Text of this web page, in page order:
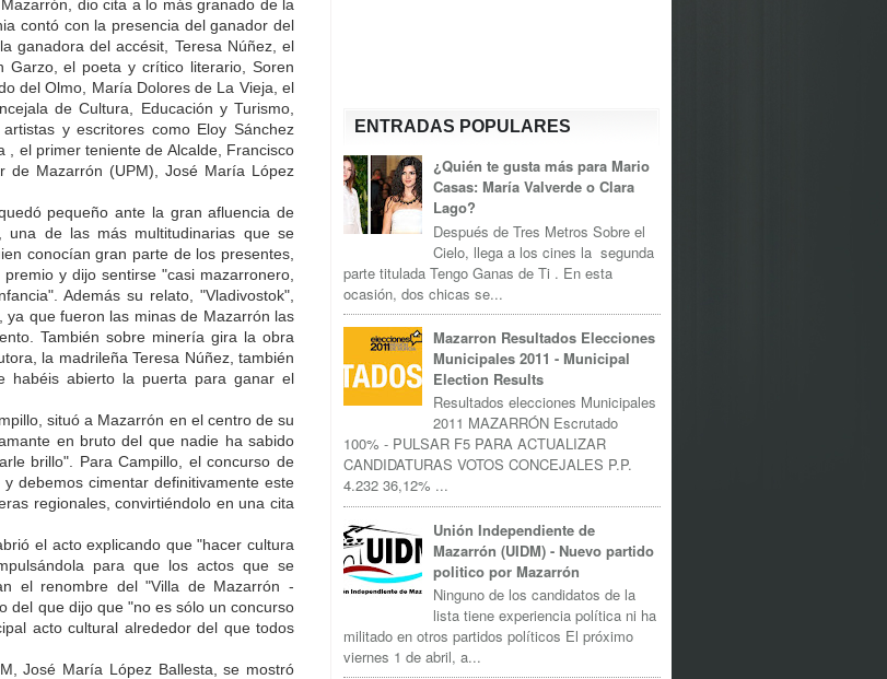
dio cita a lo más granado de la
contó con la presencia del ganador del
ganadora del accésit, Teresa Núñez, el
Garzo, el poeta y crítico literario, Soren
del Olmo, María Dolores de La Vieja, el
de Cultura, Educación y Turismo,
y escritores como Eloy Sánchez
, el primer teniente de Alcalde, Francisco
de Mazarrón (UPM), José María López
pequeño ante la gran afluencia de
de las más multitudinarias que se
conocían gran parte de los presentes,
y dijo sentirse "casi mazarronero,
Además su relato, "Vladivostok",
que fueron las minas de Mazarrón las
También sobre minería gira la obra
la madrileña Teresa Núñez, también
habéis abierto la puerta para ganar el
situó a Mazarrón en el centro de su
en bruto del que nadie ha sabido
brillo". Para Campillo, el concurso de
debemos cimentar definitivamente este
regionales, convirtiéndolo en una cita
el acto explicando que "hacer cultura
para que los actos que se
el renombre del "Villa de Mazarrón -
del que dijo que "no es sólo un concurso
acto cultural alrededor del que todos
José María López Ballesta, se mostró
ENTRADAS POPULARES
¿Quién te gusta más para Mario
Casas: María Valverde o Clara
Lago?
Después de Tres Metros Sobre el
Cielo, llega a los cines la segunda
parte titulada Tengo Ganas de Ti . En esta
ocasión, dos chicas se...
Mazarron Resultados Elecciones
Municipales 2011 - Municipal
Election Results
Resultados elecciones Municipales
2011 MAZARRÓN Escrutado
100% - PULSAR F5 PARA ACTUALIZAR
CANDIDATURAS VOTOS CONCEJALES P.P.
4.232 36,12% ...
Unión Independiente de
Mazarrón (UIDM) - Nuevo partido
politico por Mazarrón
Ninguno de los candidatos de la
lista tiene experiencia política ni ha
militado en otros partidos políticos El próximo
viernes 1 de abril, a...